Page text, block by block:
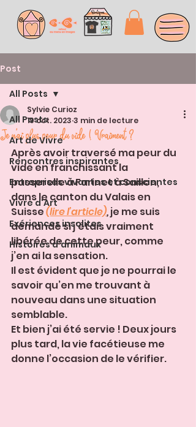
Post
All Posts
Art de Vivre
Rencontres inspirantes
Entreprises vivantes et conscientes
Vivre d'Art
Exériences insolites
Histoires d'animaux
All Posts
Je n’ai plus peur du vide ! Vraiment ?
Sylvie Curioz
19 oct. 2023 3 min de lecture
Après avoir traversé ma peur du
vide en franchissant la
passerelle à Farinet à Saillon,
dans le canton du Valais en
Suisse (lire l’article), je me suis
demandé si j'étais vraiment
libérée de cette peur, comme
j’en ai la sensation.
Il est évident que je ne pourrai le
savoir qu’en me trouvant à
nouveau dans une situation
semblable.
Et bien j’ai été servie ! Deux jours
plus tard, la vie facétieuse me
donne l’occasion de le vérifier.